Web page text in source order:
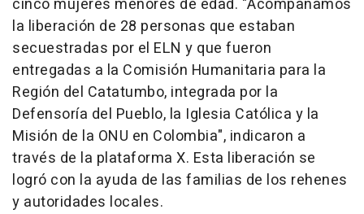
cinco mujeres menores de edad. "Acompañamos
la liberación de 28 personas que estaban
secuestradas por el ELN y que fueron
entregadas a la Comisión Humanitaria para la
Región del Catatumbo, integrada por la
Defensoría del Pueblo, la Iglesia Católica y la
Misión de la ONU en Colombia", indicaron a
través de la plataforma X. Esta liberación se
logró con la ayuda de las familias de los rehenes
y autoridades locales.